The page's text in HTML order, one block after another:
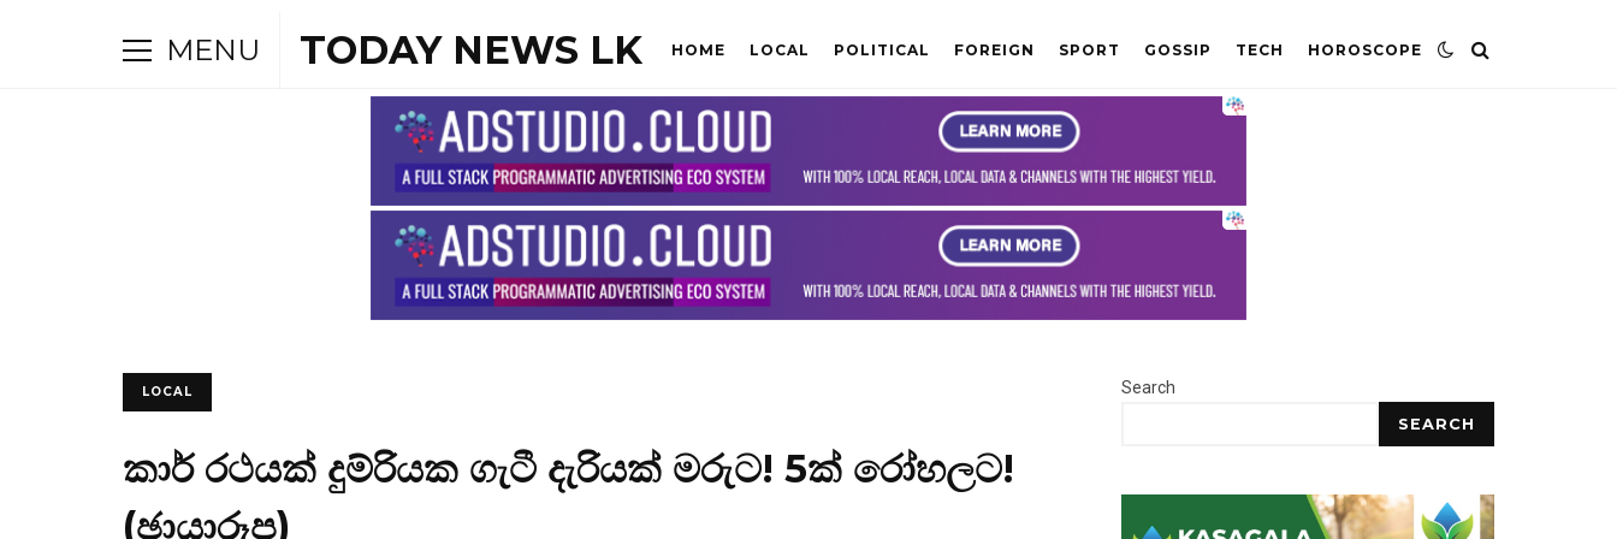
MENU TODAY NEWS LK HOME LOCAL POLITICAL FOREIGN SPORT GOSSIP TECH HOROSCOPE
LOCAL
කාර් රථයක් දුම්රියක ගැටී දැරියක් මරුට! 5ක් රෝහලට!
(ඡායාරූප)
Search
SEARCH